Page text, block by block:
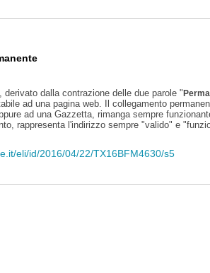
derivato dalla contrazione delle due parole "
ad una pagina web. Il collegamento
ad una Gazzetta, rimanga sempre
rappresenta l'indirizzo sempre "valido" e
eli/id/2016/04/22/TX16BFM4630/s5